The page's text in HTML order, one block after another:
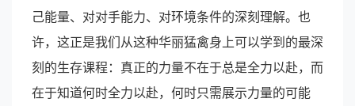
己能量、对对手能力、对环境条件的深刻理解。也
许，这正是我们从这种华丽猛禽身上可以学到的最深
刻的生存课程：真正的力量不在于总是全力以赴，而
在于知道何时全力以赴，何时只需展示力量的可能